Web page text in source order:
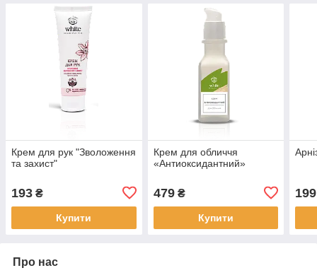
Крем для рук "Зволоження
та захист"
193 ₴
Купити
Крем для обличчя
«Антиоксидантний»
479₴
Купити
199
Про нас